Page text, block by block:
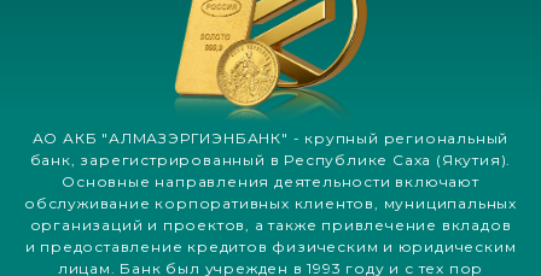
АО АКБ "АЛМАЗЭРГИЭНБАНК" - крупный региональный
банк, зарегистрированный в Республике Саха (Якутия).
Основные направления деятельности включают
обслуживание корпоративных клиентов, муниципальных
организаций и проектов, а также привлечение вкладов
и предоставление кредитов физическим и юридическим
лицам. Банк был учрежден в 1993 году и с тех пор